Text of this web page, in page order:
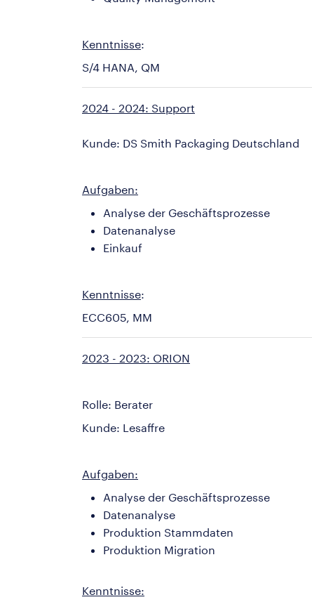
Kenntnisse:
S/4 HANA, QM
2024 - 2024: Support
Kunde: DS Smith Packaging Deutschland
Aufgaben:
Analyse der Geschäftsprozesse
Datenanalyse
Einkauf
Kenntnisse:
ECC605, MM
2023 - 2023: ORION
Rolle: Berater
Kunde: Lesaffre
Aufgaben:
Analyse der Geschäftsprozesse
Datenanalyse
Produktion Stammdaten
Produktion Migration
Kenntnisse: